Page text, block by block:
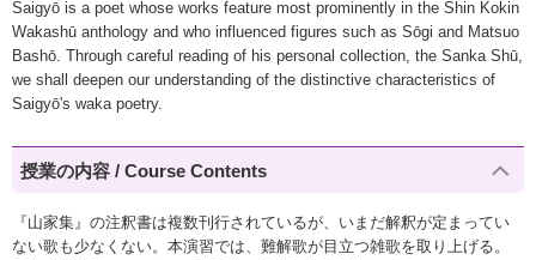
Saigyō is a poet whose works feature most prominently in the Shin Kokin
Wakashū anthology and who influenced figures such as Sōgi and Matsuo
Bashō. Through careful reading of his personal collection, the Sanka Shū,
we shall deepen our understanding of the distinctive characteristics of
Saigyō's waka poetry.
授業の内容 / Course Contents
『山家集』の注釈書は複数刊行されているが、いまだ解釈が定まってい
ない歌も少なくない。本演習では、難解歌が目立つ雑歌を取り上げる。